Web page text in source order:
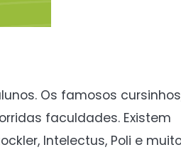
Os famosos
faculdades. Existem
Intelectus, Poli e